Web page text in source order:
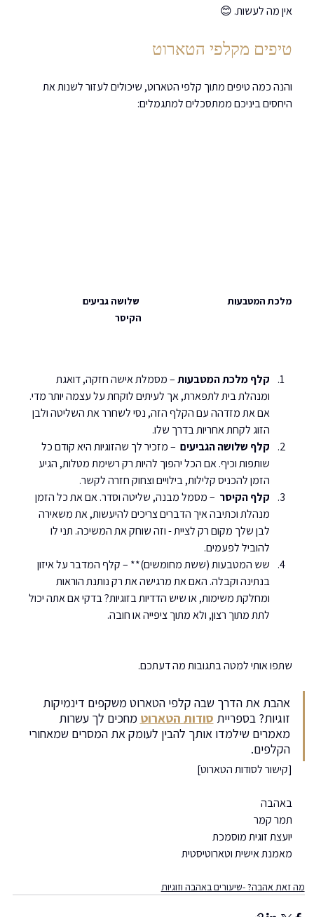
אין מה לעשות. 😊
טיפים מקלפי הטארוט
והנה כמה טיפים מתוך קלפי הטארוט, שיכולים לעזור לשנות את
היחסים ביניכם ממתסכלים למתגמלים:
מלכת המטבעות                                          שלושה גביעים
                             הקיסר
קלף מלכת המטבעות – מסמלת אישה חזקה, דואגת
ומנהלת בית לתפארת, אך לעיתים לוקחת על עצמה יותר מדי.
אם את מזדהה עם הקלף הזה, נסי לשחרר את השליטה ולבן
הזוג לקחת אחריות בדרך שלו.
קלף שלושה הגביעים – מזכיר לך שהזוגיות היא קודם כל
שותפות וכיף. אם הכל יהפוך להיות רק רשימת מטלות, הגיע
הזמן להכניס קלילות, בילויים וצחוק חזרה לקשר.
קלף הקיסר – מסמל מבנה, שליטה וסדר. אם את כל הזמן
מנהלת וכתיבה איך הדברים צריכים להיעשות, את משאירה
לבן שלך מקום רק לציית - וזה שוחק את המשיכה. תני לו
להוביל לפעמים.
שש המטבעות (ששת מחומשים)** – קלף המדבר על איזון
בנתינה וקבלה. האם את מרגישה את רק נותנת הוראות
ומחלקת משימות, או שיש הדדיות בזוגיות? בדקי אם אתה יכול
לתת מתוך רצון, ולא מתוך ציפייה או חובה.
שתפו אותי למטה בתגובות מה דעתכם.
אהבת את הדרך שבה קלפי הטארוט משקפים דינמיקות
זוגיות? בספריית סודות הטארוט מחכים לך עשרות
מאמרים שילמדו אותך להבין לעומק את המסרים שמאחורי
הקלפים.
[קישור לסודות הטארוט]
באהבה
תמר קמר
יועצת זוגית מוסמכת
מאמנת אישית וטארוטיסטית
מה זאת אהבה? -שיעורים באהבה וזוגיות